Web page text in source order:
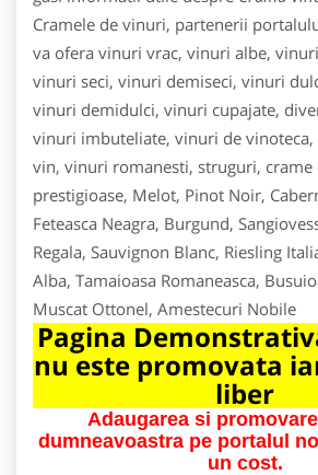
Cramele de vinuri, partenerii
va ofera vinuri vrac, vinuri albe,
vinuri seci, vinuri demiseci, vinuri
vinuri demidulci, vinuri cupajate,
vinuri imbuteliate, vinuri de vinoteca,
vin, vinuri romanesti, struguri, crame
prestigioase, Melot, Pinot Noir,
Feteasca Neagra, Burgund,
Regala, Sauvignon Blanc, Riesling
Alba, Tamaioasa Romaneasca,
Muscat Ottonel, Amestecuri Nobile
Pagina
nu este promovata
liber
Adaugarea si
dumneavoastra pe portalul
un cost.